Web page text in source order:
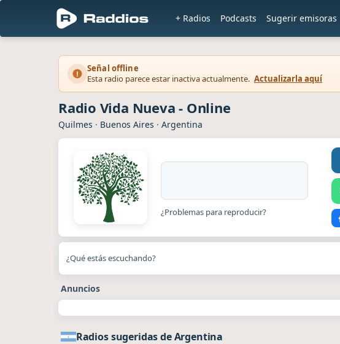
+ Radios Podcasts Sugerir emisoras
Señal offline
Esta radio parece estar inactiva actualmente. Actualizarla aquí
Radio Vida Nueva - Online
Quilmes · Buenos Aires · Argentina
¿Problemas para reproducir?
¿Qué estás escuchando?
Anuncios
Radios sugeridas de Argentina